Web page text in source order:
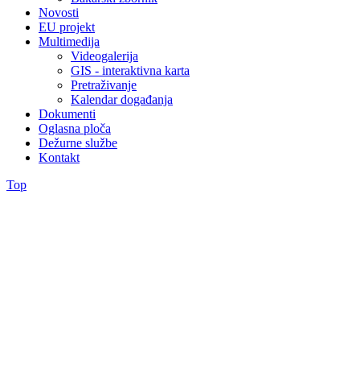
Novosti
EU projekt
Multimedija
Videogalerija
GIS - interaktivna karta
Pretraživanje
Kalendar događanja
Dokumenti
Oglasna ploča
Dežurne službe
Kontakt
Top